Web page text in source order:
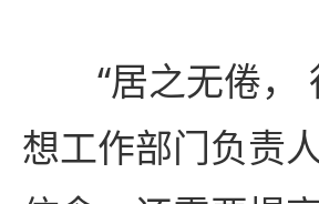
“居之无倦，
想工作部门负责